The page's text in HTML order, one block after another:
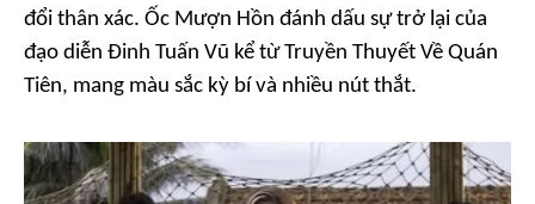
đổi thân xác. Ốc Mượn Hồn đánh dấu sự trở lại của
đạo diễn Đinh Tuấn Vũ kể từTruyền Thuyết Về Quán
Tiên, mang màu sắc kỳ bí và nhiều nút thắt.